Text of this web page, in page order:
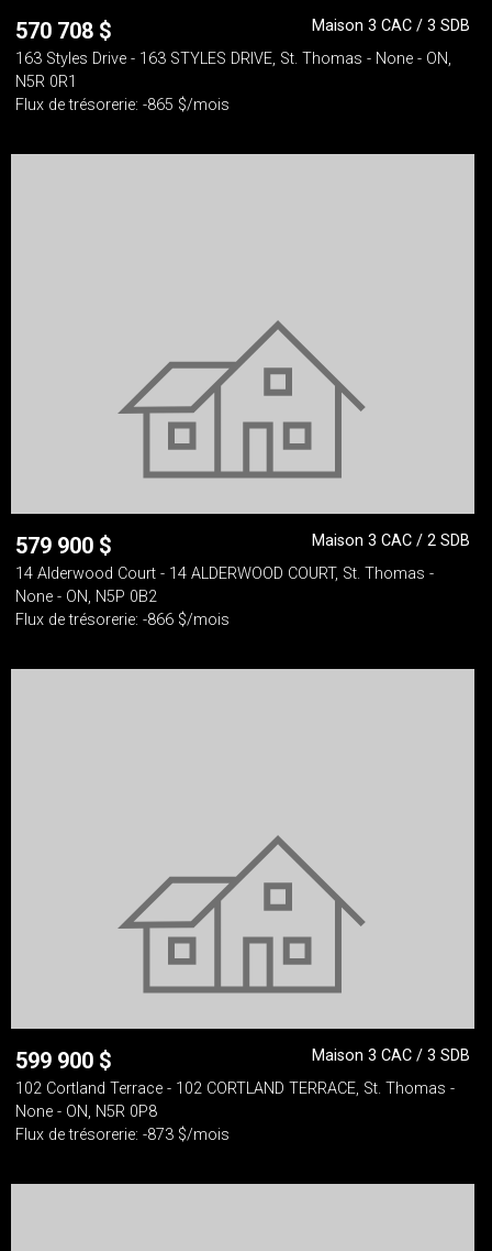
570 708 $
Maison 3 CAC / 3 SDB
163 Styles Drive - 163 STYLES DRIVE, St. Thomas - None - ON,
N5R 0R1
Flux de trésorerie: -865 $/mois
579 900 $
Maison 3 CAC / 2 SDB
14 Alderwood Court - 14 ALDERWOOD COURT, St. Thomas -
None - ON, N5P 0B2
Flux de trésorerie: -866 $/mois
599 900 $
Maison 3 CAC / 3 SDB
102 Cortland Terrace - 102 CORTLAND TERRACE, St. Thomas -
None - ON, N5R 0P8
Flux de trésorerie: -873 $/mois